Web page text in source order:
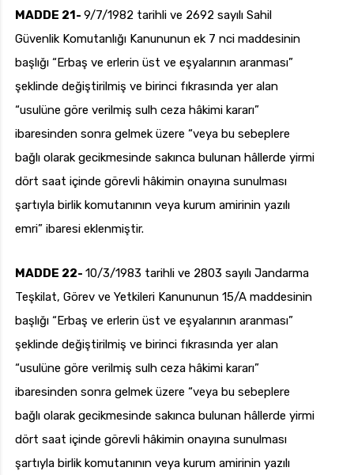
MADDE 21- 9/7/1982 tarihli ve 2692 sayılı Sahil
Güvenlik Komutanlığı Kanununun ek 7 nci maddesinin
başlığı “Erbaş ve erlerin üst ve eşyalarının aranması”
şeklinde değiştirilmiş ve birinci fıkrasında yer alan
“usulüne göre verilmiş sulh ceza hâkimi kararı”
ibaresinden sonra gelmek üzere “veya bu sebeplere
bağlı olarak gecikmesinde sakınca bulunan hâllerde yirmi
dört saat içinde görevli hâkimin onayına sunulması
şartıyla birlik komutanının veya kurum amirinin yazılı
emri” ibaresi eklenmiştir.
MADDE 22- 10/3/1983 tarihli ve 2803 sayılı Jandarma
Teşkilat, Görev ve Yetkileri Kanununun 15/A maddesinin
başlığı “Erbaş ve erlerin üst ve eşyalarının aranması”
şeklinde değiştirilmiş ve birinci fıkrasında yer alan
“usulüne göre verilmiş sulh ceza hâkimi kararı”
ibaresinden sonra gelmek üzere “veya bu sebeplere
bağlı olarak gecikmesinde sakınca bulunan hâllerde yirmi
dört saat içinde görevli hâkimin onayına sunulması
şartıyla birlik komutanının veya kurum amirinin yazılı